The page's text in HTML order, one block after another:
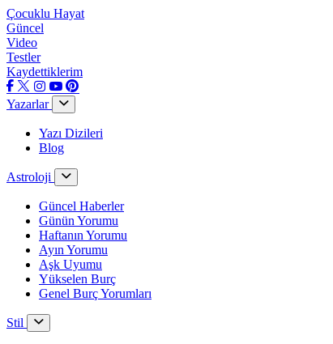
Çocuklu Hayat
Güncel
Video
Testler
Kaydettiklerim
Yazarlar
Yazı Dizileri
Blog
Astroloji
Güncel Haberler
Günün Yorumu
Haftanın Yorumu
Ayın Yorumu
Aşk Uyumu
Yükselen Burç
Genel Burç Yorumları
Stil